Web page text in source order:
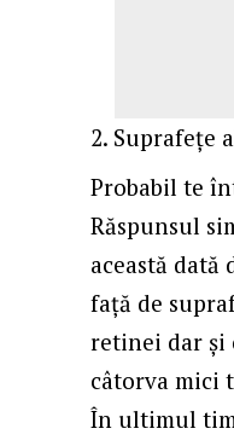
Suprafețe
Probabil te
Răspunsul
această
față de
retinei dar și
câtorva mici
În ultimul